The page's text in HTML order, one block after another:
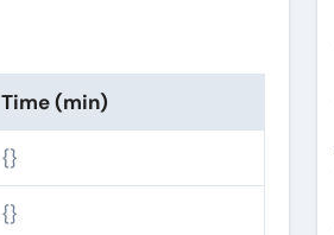
Time (min)
{}
{}